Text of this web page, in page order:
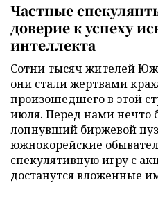
Частные
доверие к успеху
интеллекта
Сотни тысяч жителей
они стали жертвами
произошедшего в этой
июля. Перед нами нечто
лопнувший биржевой
южнокорейские
спекулятивную игру с
достанутся вложенные